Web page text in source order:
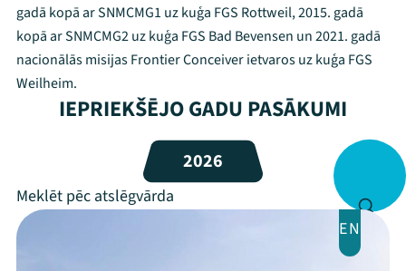
Arhīvs
Viņi bija LAMPĀ 2026
Jaunumi
Ziedo
Veikals
gadā kopā ar SNMCMG1 uz kuģa FGS Rottweil, 2015. gadā
kopā ar SNMCMG2 uz kuģa FGS Bad Bevensen un 2021. gadā
nacionālās misijas Frontier Conceiver ietvaros uz kuģa FGS
Weilheim.
IEPRIEKŠĒJO GADU PASĀKUMI
2026
EN